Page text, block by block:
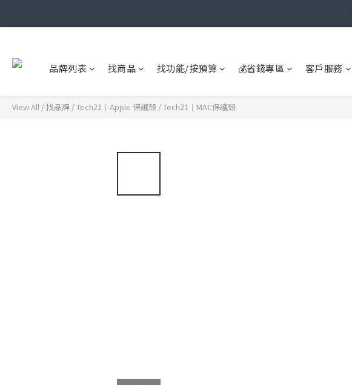
品牌列表 找商品 找功能/按預算 💰省錢專區 客戶服務
View All /找品牌 /Tech21｜Apple 保護殼 /Tech21｜MAC保護殼